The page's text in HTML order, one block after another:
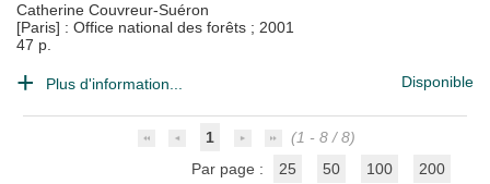
Catherine Couvreur-Suéron
[Paris] : Office national des forêts ; 2001
47 p.
Plus d'information... Disponible
1
(1 - 8 / 8)
Par page :
25 50 100 200